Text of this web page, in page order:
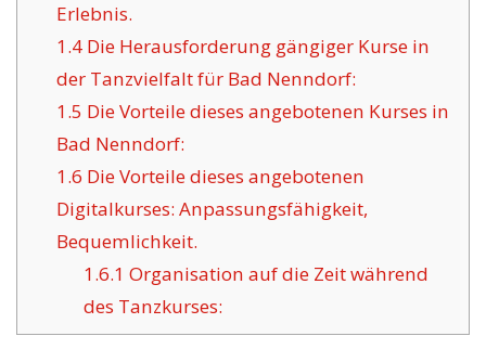
Erlebnis.
1.4Die Herausforderung gängiger Kurse in
der Tanzvielfalt für Bad Nenndorf:
1.5 Die Vorteile dieses angebotenen Kurses in
Bad Nenndorf:
1.6 Die Vorteile dieses angebotenen
Digitalkurses: Anpassungsfähigkeit,
Bequemlichkeit.
1.6.1 Organisation auf die Zeit während
des Tanzkurses: